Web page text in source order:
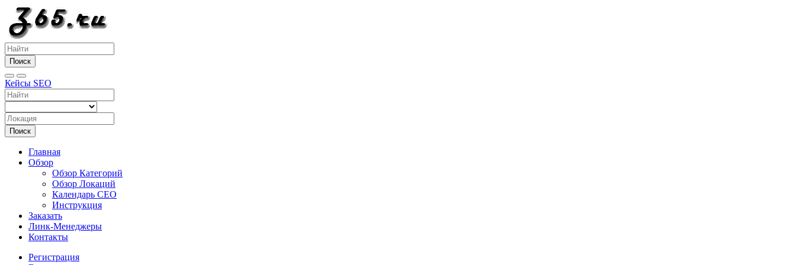
Поиск
Кейсы SEO
Поиск
Главная
Обзор
Обзор Категорий
Обзор Локаций
Календарь СЕО
Инструкция
Заказать
Линк-Менеджеры
Контакты
Регистрация